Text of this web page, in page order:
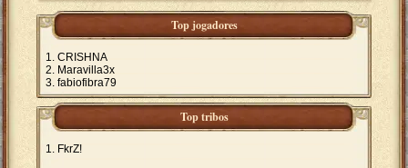
Top jogadores
CRISHNA
Maravilla3x
fabiofibra79
Top tribos
FkrZ!